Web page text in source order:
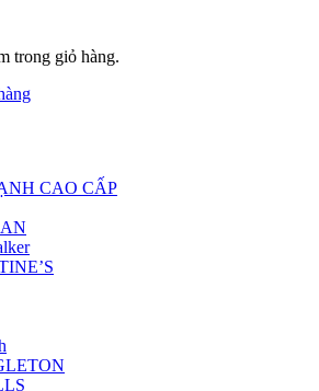
trong giỏ hàng.
CAO CẤP